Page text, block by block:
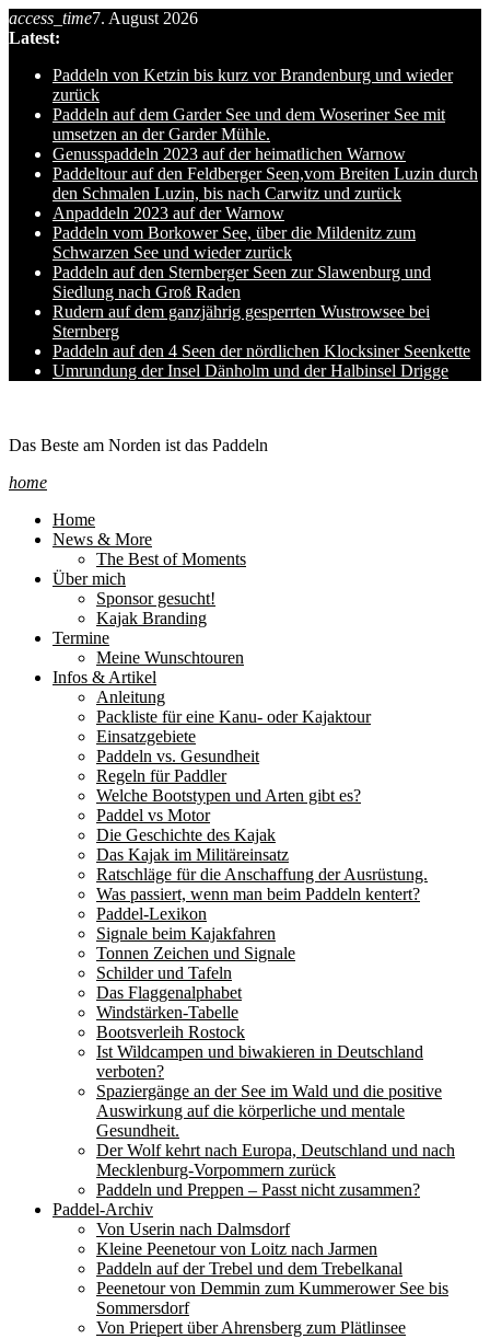
Skip
to
content
access_time7. August 2026
Latest:
Paddeln von Ketzin bis kurz vor Brandenburg und wieder
zurück
Paddeln auf dem Garder See und dem Woseriner See mit
umsetzen an der Garder Mühle.
Genusspaddeln 2023 auf der heimatlichen Warnow
Paddeltour auf den Feldberger Seen,vom Breiten Luzin durch
den Schmalen Luzin, bis nach Carwitz und zurück
Anpaddeln 2023 auf der Warnow
Paddeln vom Borkower See, über die Mildenitz zum
Schwarzen See und wieder zurück
Paddeln auf den Sternberger Seen zur Slawenburg und
Siedlung nach Groß Raden
Rudern auf dem ganzjährig gesperrten Wustrowsee bei
Sternberg
Paddeln auf den 4 Seen der nördlichen Klocksiner Seenkette
Umrundung der Insel Dänholm und der Halbinsel Drigge
Das Beste am Norden ist das Paddeln
home
Home
News & More
The Best of Moments
Über mich
Sponsor gesucht!
Kajak Branding
Termine
Meine Wunschtouren
Infos & Artikel
Anleitung
Packliste für eine Kanu- oder Kajaktour
Einsatzgebiete
Paddeln vs. Gesundheit
Regeln für Paddler
Welche Bootstypen und Arten gibt es?
Paddel vs Motor
Die Geschichte des Kajak
Das Kajak im Militäreinsatz
Ratschläge für die Anschaffung der Ausrüstung.
Was passiert, wenn man beim Paddeln kentert?
Paddel-Lexikon
Signale beim Kajakfahren
Tonnen Zeichen und Signale
Schilder und Tafeln
Das Flaggenalphabet
Windstärken-Tabelle
Bootsverleih Rostock
Ist Wildcampen und biwakieren in Deutschland
verboten?
Spaziergänge an der See im Wald und die positive
Auswirkung auf die körperliche und mentale
Gesundheit.
Der Wolf kehrt nach Europa, Deutschland und nach
Mecklenburg-Vorpommern zurück
Paddeln und Preppen – Passt nicht zusammen?
Paddel-Archiv
Von Userin nach Dalmsdorf
Kleine Peenetour von Loitz nach Jarmen
Paddeln auf der Trebel und dem Trebelkanal
Peenetour von Demmin zum Kummerower See bis
Sommersdorf
Von Priepert über Ahrensberg zum Plätlinsee